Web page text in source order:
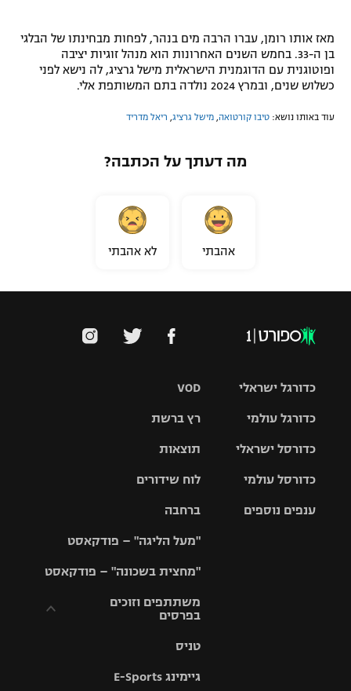
מאז אותו רומן, עברו הרבה מים בנהר, לפחות מבחינתו של הבלגי
בן ה-33. בחמש השנים האחרונות הוא מנהל זוגיות יציבה
ופוטוגנית עם הדוגמנית הישראלית מישל גרציג, לה נישא לפני
כשלוש שנים, ובמרץ 2024 נולדה בתם המשותפת אלי.
עוד באותו נושא: טיבו קורטואה, מישל גרציג, ריאל מדריד
מה דעתך על הכתבה?
אהבתי לא אהבתי
VOD
רץ ברשת
תוצאות
לוח שידורים
ברחבה
"מעל הליגה" – פודקאסט
"מחצית בשכונה" – פודקאסט
משתתפים וזוכים
בפרסים
וזוכים בפרסים
טניס
גיימינג E-Sports
כדורגל ישראלי
גביע הטוטו
כדורגל עולמי
האלופות
ליגה
כדורסל ישראלי
סל
כדורסל עולמי
ענפים נוספים